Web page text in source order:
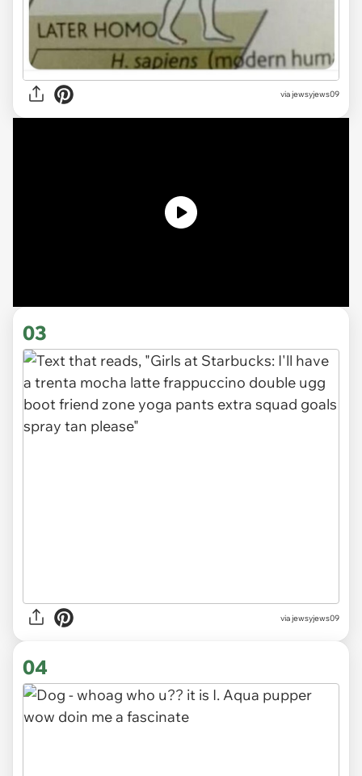
via jewsyjews09
03
via jewsyjews09
04